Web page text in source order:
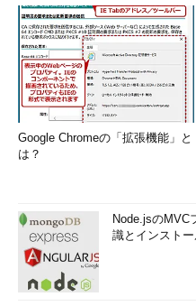
※3
「/
な
リン
【訂正：2018年12月14日午前
ゴシック体に相当する」「『
ント、日本語の場合明朝体）
serifの説明が逆になっており
す。該当箇所は既に修正済みで
Google Chromeの「拡張機能」と
は？
Node.jsのMVC
識とインスト